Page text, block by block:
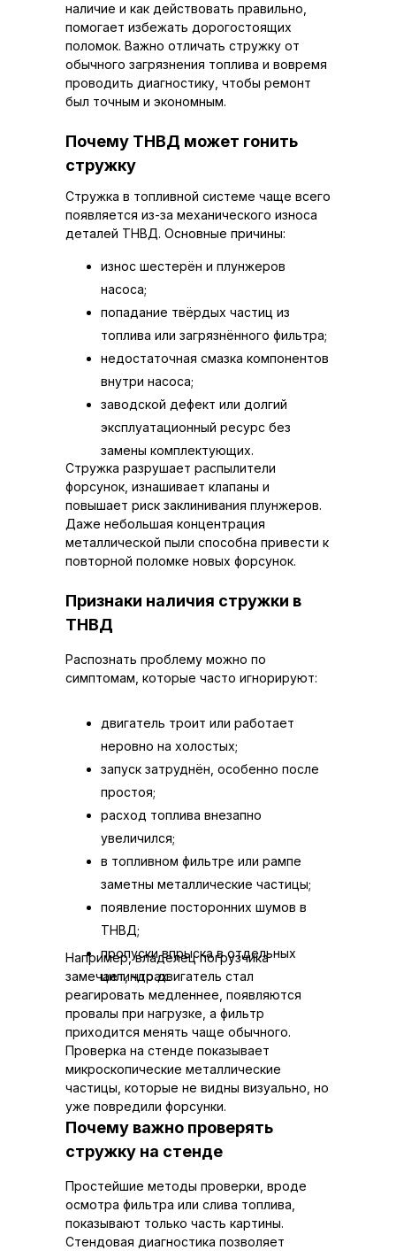
наличие и как действовать правильно,
помогает избежать дорогостоящих
поломок. Важно отличать стружку от
обычного загрязнения топлива и вовремя
проводить диагностику, чтобы ремонт
был точным и экономным.
износ шестерён и плунжеров
насоса;
попадание твёрдых частиц из
топлива или загрязнённого фильтра;
недостаточная смазка компонентов
внутри насоса;
заводской дефект или долгий
эксплуатационный ресурс без
замены комплектующих.
Почему ТНВД может гонить
стружку
Признаки наличия стружки в
ТНВД
Почему важно проверять
стружку на стенде
Стружка в топливной системе чаще всего
появляется из-за механического износа
деталей ТНВД. Основные причины:
Стружка разрушает распылители
форсунок, изнашивает клапаны и
повышает риск заклинивания плунжеров.
Даже небольшая концентрация
металлической пыли способна привести к
повторной поломке новых форсунок.
Распознать проблему можно по
симптомам, которые часто игнорируют:
Например, владелец погрузчика
замечает, что двигатель стал
реагировать медленнее, появляются
провалы при нагрузке, а фильтр
приходится менять чаще обычного.
Проверка на стенде показывает
микроскопические металлические
частицы, которые не видны визуально, но
уже повредили форсунки.
двигатель троит или работает
неровно на холостых;
запуск затруднён, особенно после
простоя;
расход топлива внезапно
увеличился;
в топливном фильтре или рампе
заметны металлические частицы;
появление посторонних шумов в
ТНВД;
пропуски впрыска в отдельных
цилиндрах.
Простейшие методы проверки, вроде
осмотра фильтра или слива топлива,
показывают только часть картины.
Стендовая диагностика позволяет